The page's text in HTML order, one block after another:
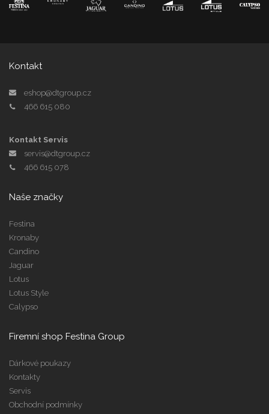
Kontakt
eshop@dtgroup.cz
466 615 080
Kontakt Servis
servis@dtgroup.cz
466 615 078
Naše značky
Festina
Kronaby
Candino
Jaguar
Lotus
Lotus Style
Calypso
Firemní shop Festina Group
Dárkové poukazy
Kontakty
Servis
Obchodní podmínky